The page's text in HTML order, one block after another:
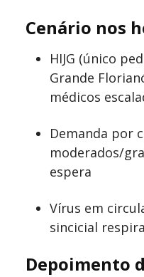
Cenário nos
HIJG (único
Grande
médicos
Demanda por
moderados/
espera
Vírus em
sincicial
Depoimento